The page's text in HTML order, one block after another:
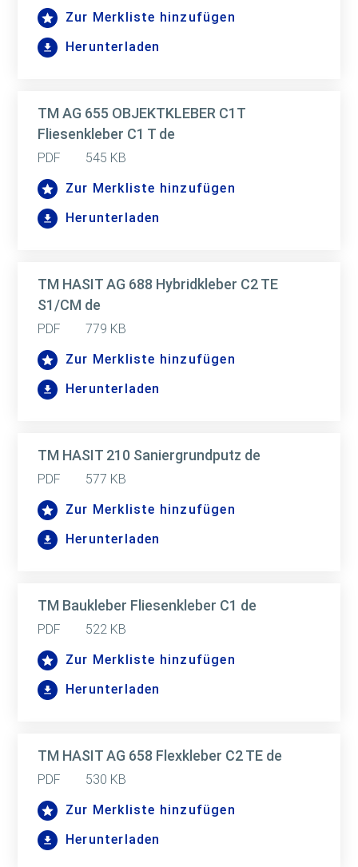
Zur Merkliste hinzufügen
Herunterladen
TM AG 655 OBJEKTKLEBER C1T
Fliesenkleber C1 T de
PDF
545 KB
Zur Merkliste hinzufügen
Herunterladen
TM HASIT AG 688 Hybridkleber C2 TE
S1/CM de
PDF
779 KB
Zur Merkliste hinzufügen
Herunterladen
TM HASIT 210 Saniergrundputz de
PDF
577 KB
Zur Merkliste hinzufügen
Herunterladen
TM Baukleber Fliesenkleber C1 de
PDF
522 KB
Zur Merkliste hinzufügen
Herunterladen
TM HASIT AG 658 Flexkleber C2 TE de
PDF
530 KB
Zur Merkliste hinzufügen
Herunterladen